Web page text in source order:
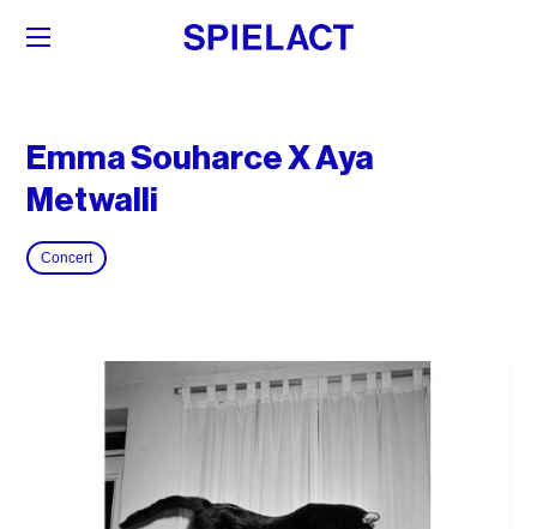
Emma Souharce X Aya
Metwalli
Concert